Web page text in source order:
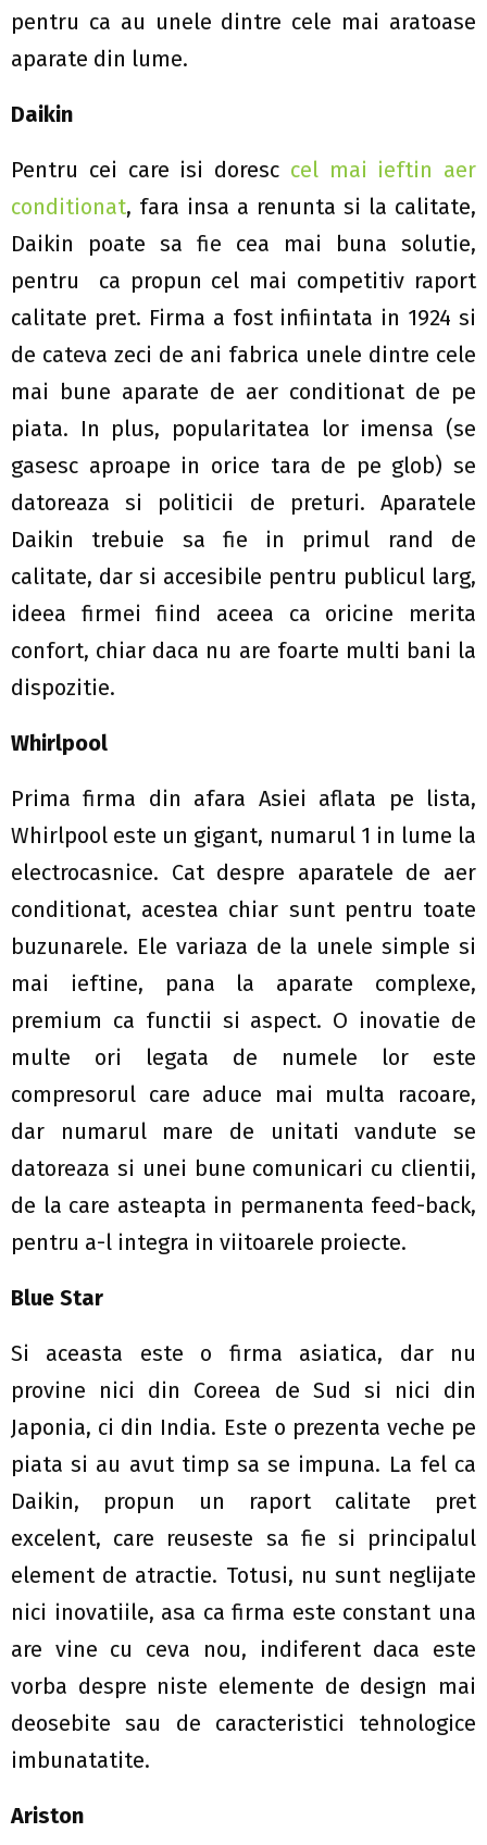
pentru ca au unele dintre cele mai aratoase
aparate din lume.
Daikin
Pentru cei care isi doresc cel mai ieftin aer
conditionat, fara insa a renunta si la calitate,
Daikin poate sa fie cea mai buna solutie,
pentru ca propun cel mai competitiv raport
calitate pret. Firma a fost infiintata in 1924 si
de cateva zeci de ani fabrica unele dintre cele
mai bune aparate de aer conditionat de pe
piata. In plus, popularitatea lor imensa (se
gasesc aproape in orice tara de pe glob) se
datoreaza si politicii de preturi. Aparatele
Daikin trebuie sa fie in primul rand de
calitate, dar si accesibile pentru publicul larg,
ideea firmei fiind aceea ca oricine merita
confort, chiar daca nu are foarte multi bani la
dispozitie.
Whirlpool
Prima firma din afara Asiei aflata pe lista,
Whirlpool este un gigant, numarul 1 in lume la
electrocasnice. Cat despre aparatele de aer
conditionat, acestea chiar sunt pentru toate
buzunarele. Ele variaza de la unele simple si
mai ieftine, pana la aparate complexe,
premium ca functii si aspect. O inovatie de
multe ori legata de numele lor este
compresorul care aduce mai multa racoare,
dar numarul mare de unitati vandute se
datoreaza si unei bune comunicari cu clientii,
de la care asteapta in permanenta feed-back,
pentru a-l integra in viitoarele proiecte.
Blue Star
Si aceasta este o firma asiatica, dar nu
provine nici din Coreea de Sud si nici din
Japonia, ci din India. Este o prezenta veche pe
piata si au avut timp sa se impuna. La fel ca
Daikin, propun un raport calitate pret
excelent, care reuseste sa fie si principalul
element de atractie. Totusi, nu sunt neglijate
nici inovatiile, asa ca firma este constant una
are vine cu ceva nou, indiferent daca este
vorba despre niste elemente de design mai
deosebite sau de caracteristici tehnologice
imbunatatite.
Ariston